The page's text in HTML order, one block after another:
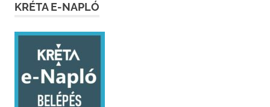
KRÉTA E-NAPLÓ